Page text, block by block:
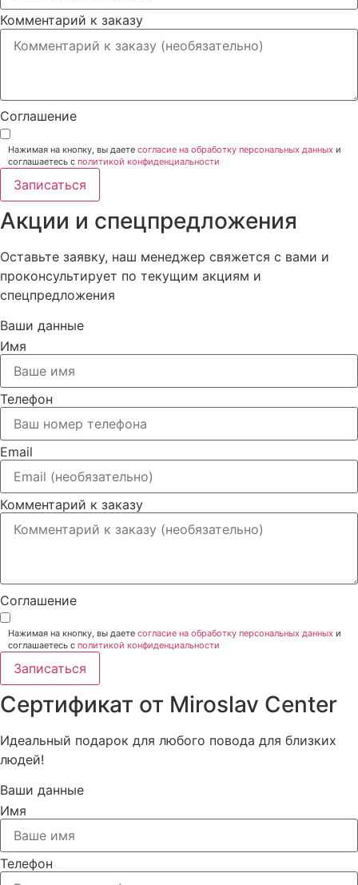
Комментарий к заказу
Соглашение
Нажимая на кнопку, вы даете согласие на обработку персональных данных и
соглашаетесь c политикой конфиденциальности
Записаться
Акции и спецпредложения
Оставьте заявку, наш менеджер свяжется с вами и
проконсультирует по текущим акциям и
спецпредложения
Ваши данные
Имя
Телефон
Email
Комментарий к заказу
Соглашение
Нажимая на кнопку, вы даете согласие на обработку персональных данных и
соглашаетесь c политикой конфиденциальности
Записаться
Сертификат от Miroslav Сenter
Идеальный подарок для любого повода для близких
людей!
Ваши данные
Имя
Телефон